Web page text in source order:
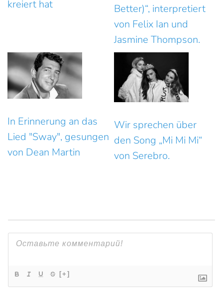
kreiert hat
Better)“, interpretiert
von Felix Ian und
Jasmine Thompson.
In Erinnerung an das
Lied "Sway", gesungen
von Dean Martin
Wir sprechen über
den Song „Mi Mi Mi“
von Serebro.
[+]